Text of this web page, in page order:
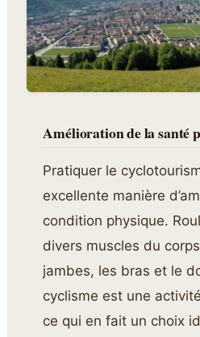
Amélioration de la santé
Pratiquer le
excellente manière
condition physique.
divers muscles du
jambes, les bras et le
cyclisme est une
ce qui en fait un choix